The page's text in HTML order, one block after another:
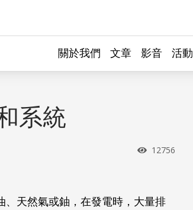
關於我們 文章 影音 活動
系統
瀏覽次數
12756
、天然氣或鈾，在發電時，大量排